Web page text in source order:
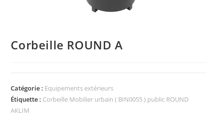
Corbeille ROUND A
Catégorie : Equipements extérieurs
Étiquette : Corbeille Mobilier urbain ( BIN0055 ) public ROUND
AKLIM